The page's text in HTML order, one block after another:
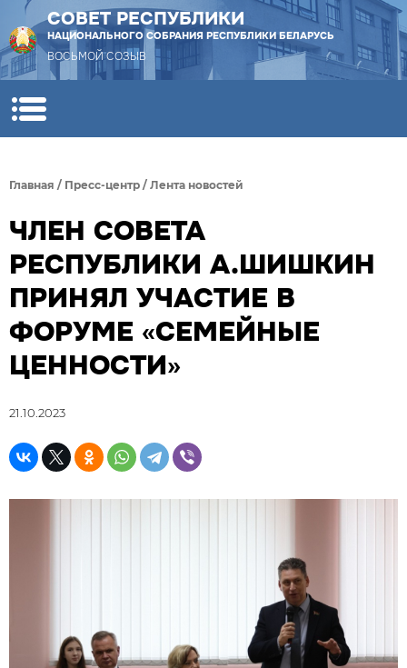
СОВЕТ РЕСПУБЛИКИ
НАЦИОНАЛЬНОГО СОБРАНИЯ РЕСПУБЛИКИ БЕЛАРУСЬ
ВОСЬМОЙ СОЗЫВ
Главная / Пресс-центр / Лента новостей
ЧЛЕН СОВЕТА
РЕСПУБЛИКИ А.ШИШКИН
ПРИНЯЛ УЧАСТИЕ В
ФОРУМЕ «СЕМЕЙНЫЕ
ЦЕННОСТИ»
21.10.2023